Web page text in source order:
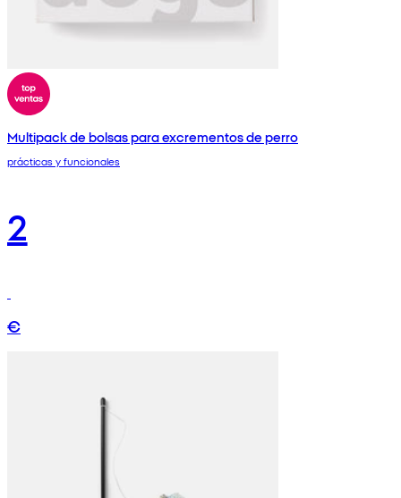
Multipack de bolsas para excrementos de perro
prácticas y funcionales
2
€